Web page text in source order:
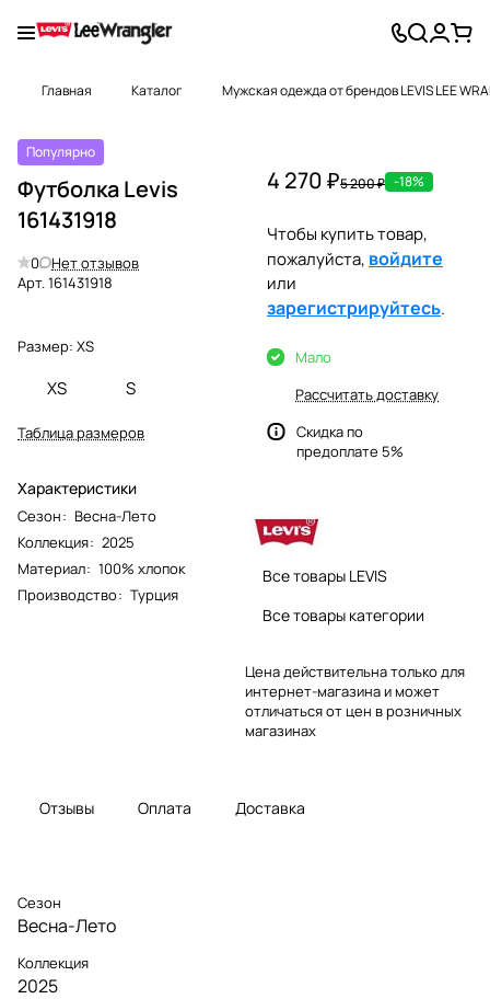
Главная Каталог Мужская одежда от брендов LEVIS LEE
Популярно
Футболка Levis
161431918
0
Нет отзывов
Арт.161431918
Размер: XS
XS S
Таблица размеров
Характеристики
Сезон: Весна-Лето
Коллекция: 2025
Материал: 100% хлопок
Производство: Турция
4 270 ₽5 200 ₽ -18%
Чтобы купить товар,
пожалуйста, войдите
или
зарегистрируйтесь.
Мало
Рассчитать доставку
Скидка по
предоплате 5%
Все товары LEVIS
Все товары категории
Цена действительна только для
интернет-магазина и может
отличаться от цен в розничных
магазинах
Отзывы Оплата Доставка
Сезон
Весна-Лето
Коллекция
2025